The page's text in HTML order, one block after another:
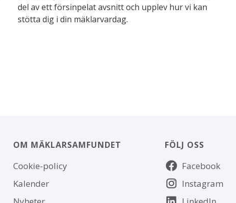
del av ett försinpelat avsnitt och upplev hur vi kan
stötta dig i din mäklarvardag.
OM MÄKLARSAMFUNDET
Om
Cookie-policy
Kalender
FÖLJ OSS
Följ
oss
Facebook
Instagram